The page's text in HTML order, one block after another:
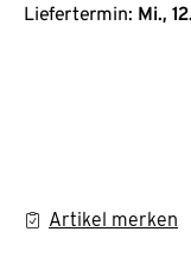
Liefertermin: Mi.,
Artikel merken